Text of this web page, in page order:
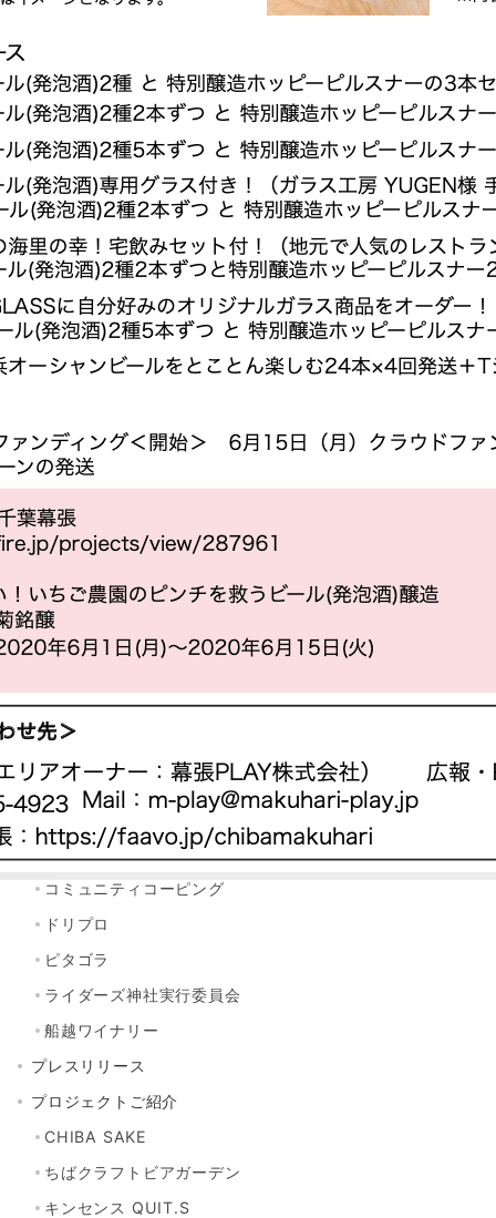
kankiku-press2
2020年6月6日
広報・PR 石井貴美子
サイト内検索
索：
カテゴリー
ちば クラウドファンディングとは
アドバイザー 活動ブログ
アドバイザー/ Anna Sato
アドバイザーのご紹介
クラウドファンディング体験者インタビュー
コミュニティコーピング
ドリプロ
ピタゴラ
ライダーズ神社実行委員会
船越ワイナリー
プレスリリース
プロジェクトご紹介
CHIBA SAKE
ちばクラフトビアガーデン
キンセンス QUIT.S